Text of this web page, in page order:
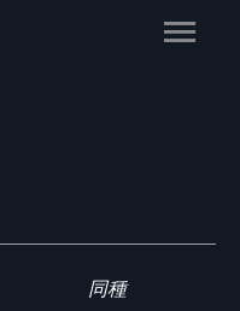
Main
同種